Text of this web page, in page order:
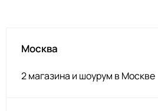
Розовый крем
Москва
2 магазина и шоурум в Москве